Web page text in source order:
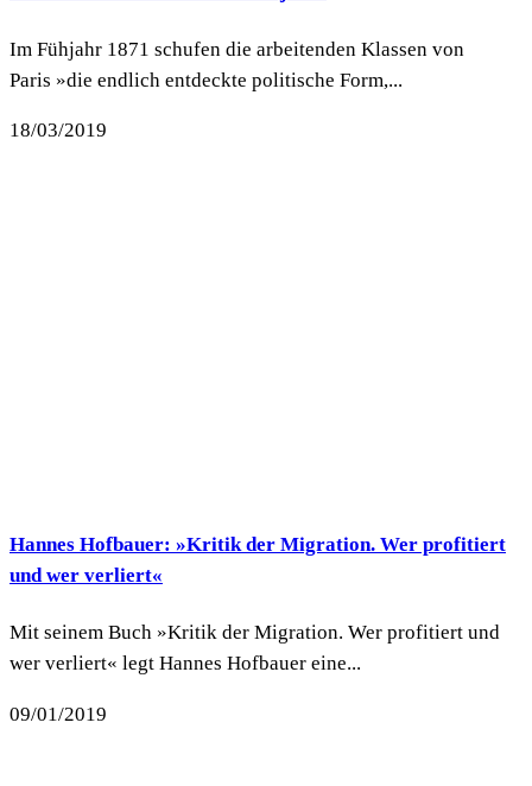
Im Fühjahr 1871 schufen die arbeitenden Klassen von
Paris »die endlich entdeckte politische Form,...
18/03/2019
Hannes Hofbauer: »Kritik der Migration. Wer profitiert
und wer verliert«
Mit seinem Buch »Kritik der Migration. Wer profitiert und
wer verliert« legt Hannes Hofbauer eine...
09/01/2019